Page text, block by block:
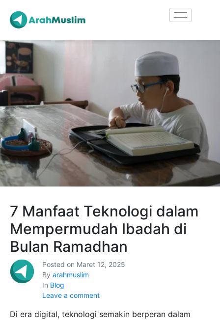
Posted on Maret 12, 2025
By arahmuslim
In Blog
Leave a comment
7 Manfaat Teknologi dalam
Mempermudah Ibadah di
Bulan Ramadhan
Di era digital, teknologi semakin berperan dalam